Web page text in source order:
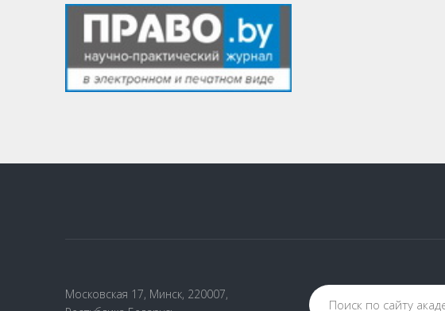
Московская 17, Минск, 220007,